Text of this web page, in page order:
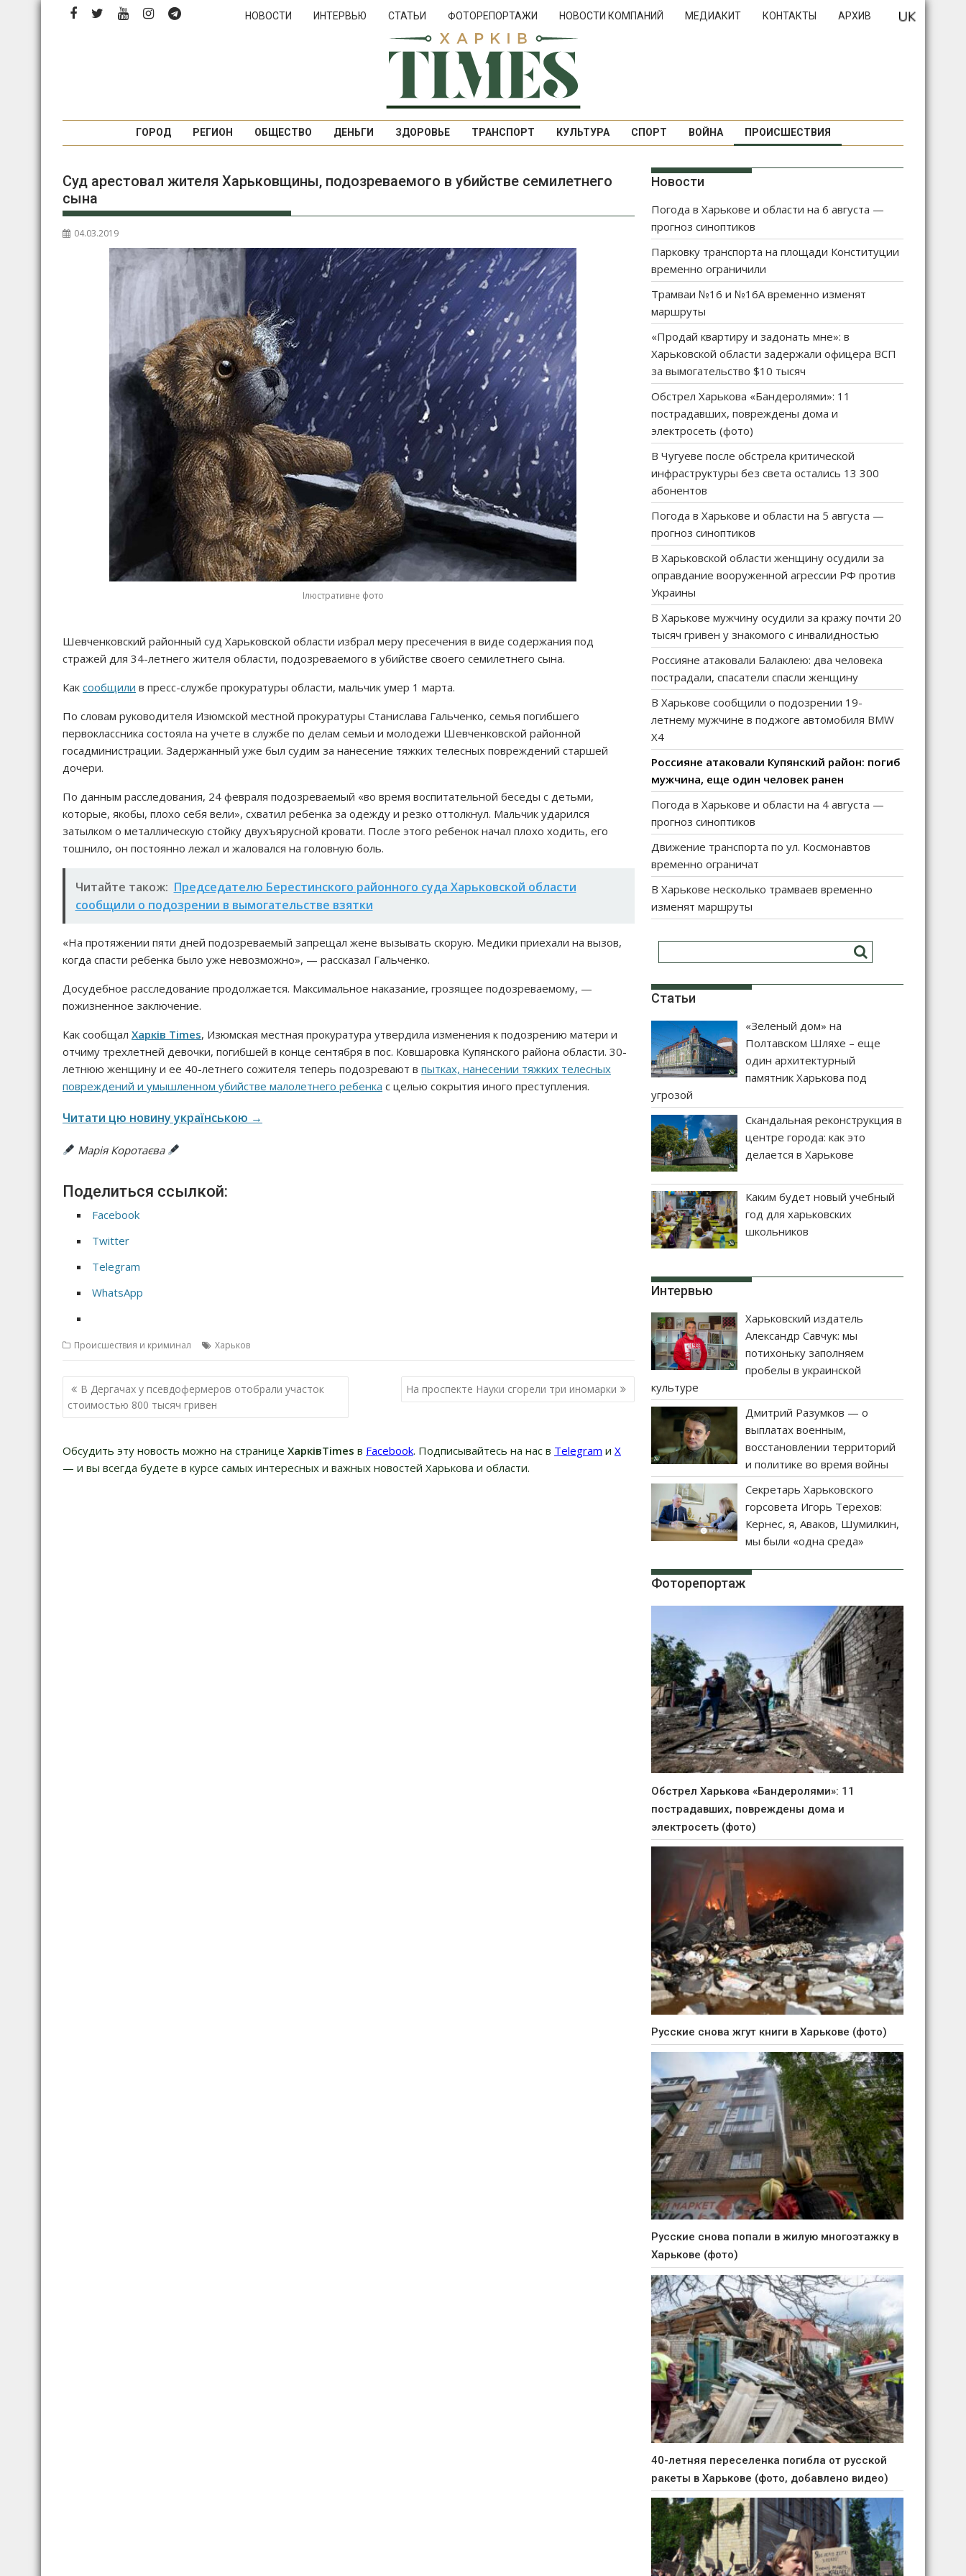
НОВОСТИ ИНТЕРВЬЮ СТАТЬИ ФОТОРЕПОРТАЖИ НОВОСТИ КОМПАНИЙ МЕДИАКИТ КОНТАКТЫ АРХИВ
ГОРОД РЕГИОН ОБЩЕСТВО ДЕНЬГИ ЗДОРОВЬЕ ТРАНСПОРТ КУЛЬТУРА СПОРТ ВОЙНА ПРОИСШЕСТВИЯ
Суд арестовал жителя Харьковщины, подозреваемого в убийстве семилетнего
сына
04.03.2019
Ілюстративне фото
Шевченковский районный суд Харьковской области избрал меру пресечения в виде содержания под
стражей для 34-летнего жителя области, подозреваемого в убийстве своего семилетнего сына.
Как сообщили в пресс-службе прокуратуры области, мальчик умер 1 марта.
По словам руководителя Изюмской местной прокуратуры Станислава Гальченко, семья погибшего
первоклассника состояла на учете в службе по делам семьи и молодежи Шевченковской районной
госадминистрации. Задержанный уже был судим за нанесение тяжких телесных повреждений старшей
дочери.
По данным расследования, 24 февраля подозреваемый «во время воспитательной беседы с детьми,
которые, якобы, плохо себя вели», схватил ребенка за одежду и резко оттолкнул. Мальчик ударился
затылком о металлическую стойку двухъярусной кровати. После этого ребенок начал плохо ходить, его
тошнило, он постоянно лежал и жаловался на головную боль.
Читайте також: Председателю Берестинского районного суда Харьковской области
сообщили о подозрении в вымогательстве взятки
«На протяжении пяти дней подозреваемый запрещал жене вызывать скорую. Медики приехали на вызов,
когда спасти ребенка было уже невозможно», — рассказал Гальченко.
Досудебное расследование продолжается. Максимальное наказание, грозящее подозреваемому, —
пожизненное заключение.
Как сообщал Харків Times, Изюмская местная прокуратура утвердила изменения к подозрению матери и
отчиму трехлетней девочки, погибшей в конце сентября в пос. Ковшаровка Купянского района области. 30-
летнюю женщину и ее 40-летнего сожителя теперь подозревают в пытках, нанесении тяжких телесных
повреждений и умышленном убийстве малолетнего ребенка с целью сокрытия иного преступления.
Читати цю новину українською →
Марія Коротаєва
Поделиться ссылкой:
Facebook
Twitter
Telegram
WhatsApp
Происшествия и криминал Харьков
Н
а
и
г
В Дергачах у псевдофермеров отобрали участок
стоимостью 800 тысяч гривен
На проспекте Науки сгорели три иномарки
Обсудить эту новость можно на странице ХарківTimes в Facebook. Подписывайтесь на нас в Telegram и Х
— и вы всегда будете в курсе самых интересных и важных новостей Харькова и области.
Новости
Погода в Харькове и области на 6 августа —
прогноз синоптиков
Парковку транспорта на площади Конституции
временно ограничили
Трамваи №16 и №16А временно изменят
маршруты
«Продай квартиру и задонать мне»: в
Харьковской области задержали офицера ВСП
за вымогательство $10 тысяч
Обстрел Харькова «Бандеролями»: 11
пострадавших, повреждены дома и
электросеть (фото)
В Чугуеве после обстрела критической
инфраструктуры без света остались 13 300
абонентов
Погода в Харькове и области на 5 августа —
прогноз синоптиков
В Харьковской области женщину осудили за
оправдание вооруженной агрессии РФ против
Украины
В Харькове мужчину осудили за кражу почти 20
тысяч гривен у знакомого с инвалидностью
Россияне атаковали Балаклею: два человека
пострадали, спасатели спасли женщину
В Харькове сообщили о подозрении 19-
летнему мужчине в поджоге автомобиля BMW
X4
Россияне атаковали Купянский район: погиб
мужчина, еще один человек ранен
Погода в Харькове и области на 4 августа —
прогноз синоптиков
Движение транспорта по ул. Космонавтов
временно ограничат
В Харькове несколько трамваев временно
изменят маршруты
Статьи
«Зеленый дом» на
Полтавском Шляхе – еще
один архитектурный
памятник Харькова под
угрозой
Скандальная реконструкция в
центре города: как это
делается в Харькове
Каким будет новый учебный
год для харьковских
школьников
Интервью
Харьковский издатель
Александр Савчук: мы
потихоньку заполняем
пробелы в украинской
культуре
Дмитрий Разумков — о
выплатах военным,
восстановлении территорий
и политике во время войны
Секретарь Харьковского
горсовета Игорь Терехов:
Кернес, я, Аваков, Шумилкин,
мы были «одна среда»
Фоторепортаж
Обстрел Харькова «Бандеролями»: 11
пострадавших, повреждены дома и
электросеть (фото)
Русские снова жгут книги в Харькове (фото)
Русские снова попали в жилую многоэтажку в
Харькове (фото)
40-летняя переселенка погибла от русской
ракеты в Харькове (фото, добавлено видео)